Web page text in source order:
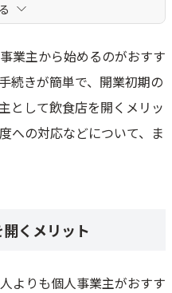
おすすめ
う
業主から始めるのがおすす
続きが簡単で、開業初期の
として飲食店を開くメリッ
への対応などについて、ま
くメリット
よりも個人事業主がおすす